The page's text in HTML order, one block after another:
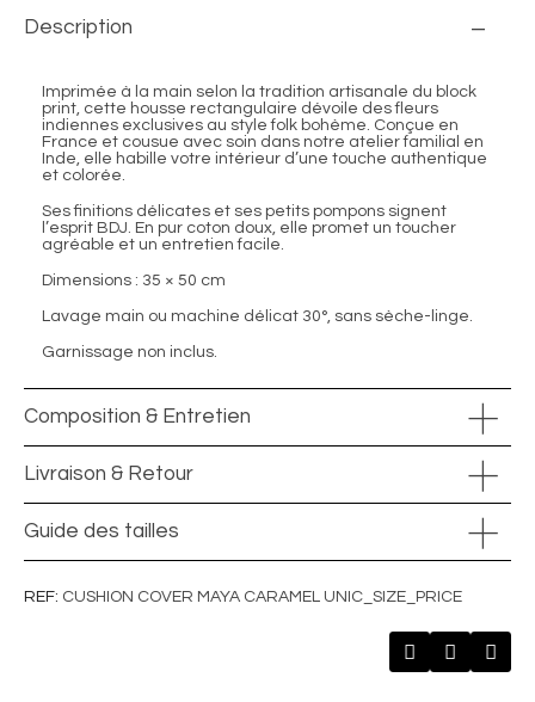
Description
Imprimée à la main selon la tradition artisanale du block
print, cette housse rectangulaire dévoile des fleurs
indiennes exclusives au style folk bohème. Conçue en
France et cousue avec soin dans notre atelier familial en
Inde, elle habille votre intérieur d’une touche authentique
et colorée.
Ses finitions délicates et ses petits pompons signent
l’esprit BDJ. En pur coton doux, elle promet un toucher
agréable et un entretien facile.
Dimensions : 35 × 50 cm
Lavage main ou machine délicat 30°, sans sèche-linge.
Garnissage non inclus.
Composition & Entretien
Livraison & Retour
Guide des tailles
REF CUSHION COVER MAYA CARAMEL UNIC_SIZE_PRICE